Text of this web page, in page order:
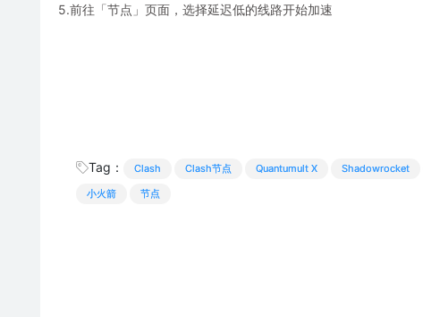
5.前往「节点」页面，选择延迟低的线路开始加速
Tag： Clash Clash节点 Quantumult X Shadowrocket
小火箭
节点